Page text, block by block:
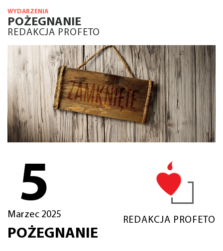
WYDARZENIA
POŻEGNANIE
REDAKCJA PROFETO
5
Marzec 2025
REDAKCJA PROFETO
POŻEGNANIE